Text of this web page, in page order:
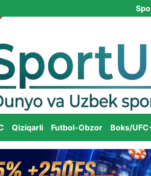
Qiziqarli Futbol-Obzor Boks/